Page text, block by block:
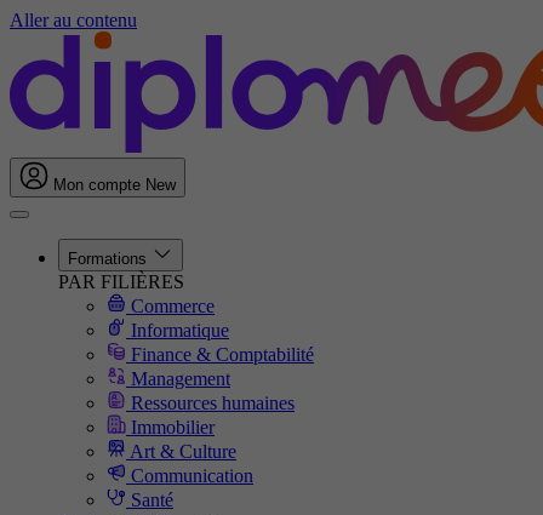
Aller au contenu
Mon compte New
Formations
PAR FILIÈRES
Commerce
Informatique
Finance & Comptabilité
Management
Ressources humaines
Immobilier
Art & Culture
Communication
Santé